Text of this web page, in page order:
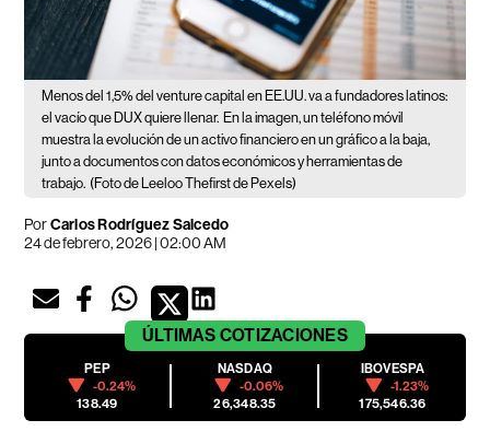
Menos del 1,5% del venture capital en EE.UU. va a fundadores latinos:
el vacío que DUX quiere llenar. En la imagen, un teléfono móvil
muestra la evolución de un activo financiero en un gráfico a la baja,
junto a documentos con datos económicos y herramientas de
trabajo. (Foto de Leeloo Thefirst de Pexels)
PorCarlos Rodríguez Salcedo
24 de febrero, 2026 | 02:00 AM
ÚLTIMAS COTIZACIONES
PEP
-0.24%
138.49
NASDAQ
-0.06%
26,348.35
IBOVESPA
-1.23%
175,546.36